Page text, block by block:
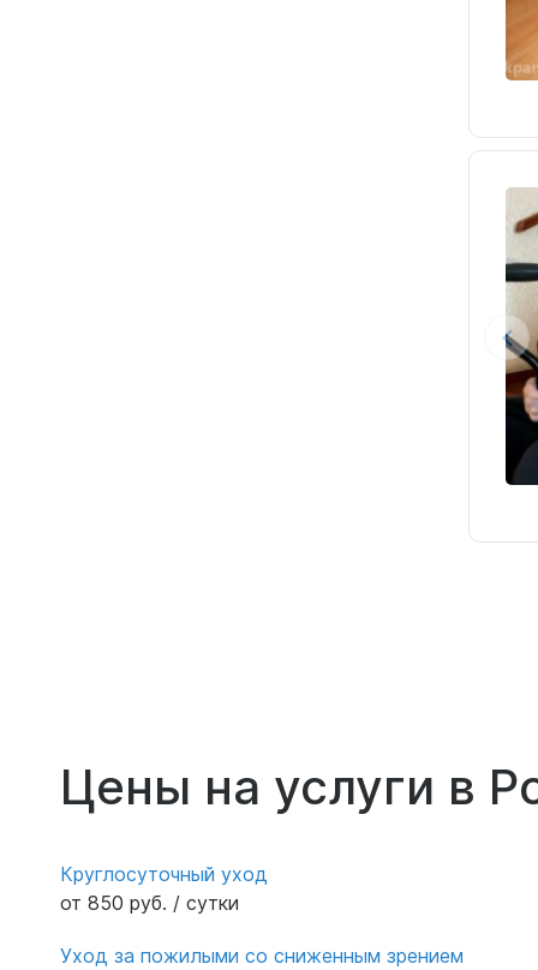
Цены на услуги в
Круглосуточный уход
от 850 руб. / сутки
Уход за пожилыми со сниженным зрением